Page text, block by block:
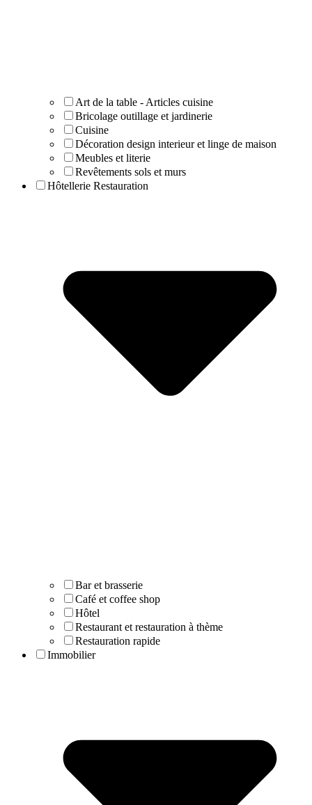
Art de la table - Articles cuisine
Bricolage outillage et jardinerie
Cuisine
Décoration design interieur et linge de maison
Meubles et literie
Revêtements sols et murs
Hôtellerie Restauration
Bar et brasserie
Café et coffee shop
Hôtel
Restaurant et restauration à thème
Restauration rapide
Immobilier